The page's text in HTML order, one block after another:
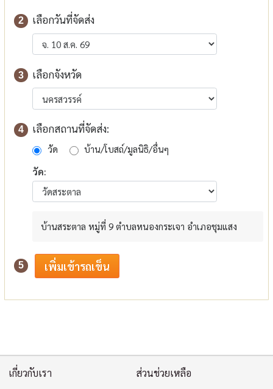
2 เลือกวันที่จัดส่ง
3 เลือกจังหวัด
4 เลือกสถานที่จัดส่ง:
วัด
บ้าน/โบสถ์/มูลนิธิ/อื่นๆ
วัด:
บ้านสระตาล หมู่ที่ 9 ตำบลหนองกระเจา อำเภอชุมแสง
5
เกี่ยวกับเรา ส่วนช่วยเหลือ